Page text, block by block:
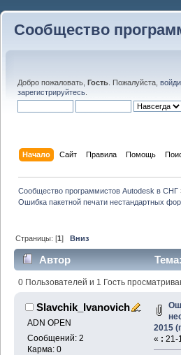
Сообщество
Добро пожаловать, Гость . Пожалуйста,
зарегистрируйтесь
Начало Сайт Правила Помощь
Сообщество программистов Autodesk в СНГ
Ошибка пакетной печати нестандартных
Страницы: [1]Вниз
Автор
2015 (публикация в PDF)
0 Пользователей и 1 Гость
Slavchik_Ivanovich
ADN OPEN
Сообщений: 2
Карма: 0
2015
« : 21-